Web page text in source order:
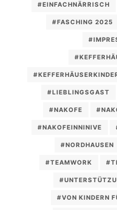
#EINFACHNÄRRISCH
#FASCHING 2025
#LIEBLINGSGAST
#NAKOFE
#NAKOFEINNINIVE
#NORDHAUSEN
#TEAMWORK
#VON KINDERN